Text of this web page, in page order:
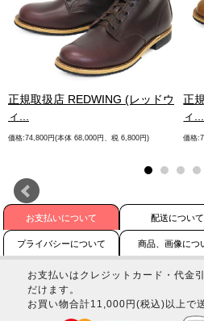
正規取扱店 REDWING (レッドウ
ィ...
価格:74,800円(本体 68,000円、税 6,800円)
正
ィ...
価格
お支払いについて 配送について
プライバシーについて 商品、画像につ
お支払いはクレジットカード・代金
だけます。
お買い物合計11,000円(税込)以上で